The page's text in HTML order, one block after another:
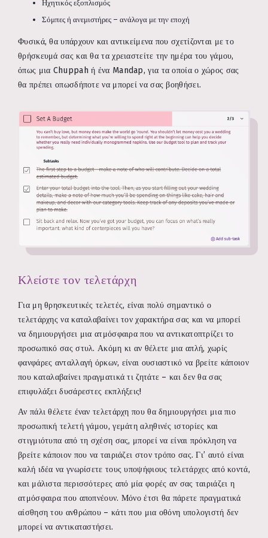
Ηχητικός εξοπλισμός
Σόμπες ή ανεμιστήρες – ανάλογα με την εποχή
Φυσικά, θα υπάρχουν και αντικείμενα που σχετίζονται με το
θρήσκευμά σας και θα τα χρειαστείτε την ημέρα του γάμου,
όπως μια Chuppah ή ένα Mandap, για τα οποία ο χώρος σας
θα πρέπει οπωσδήποτε να μπορεί να σας βοηθήσει.
Κλείστε τον τελετάρχη
Για μη θρησκευτικές τελετές, είναι πολύ σημαντικό ο
τελετάρχης να καταλαβαίνει τον χαρακτήρα σας και να μπορεί
να δημιουργήσει μια ατμόσφαιρα που να αντικατοπτρίζει το
προσωπικό σας στυλ. Ακόμη κι αν θέλετε μια απλή, χωρίς
φανφάρες ανταλλαγή όρκων, είναι ουσιαστικό να βρείτε κάποιον
που καταλαβαίνει πραγματικά τι ζητάτε – και δεν θα σας
επιφυλάξει δυσάρεστες εκπλήξεις!
Αν πάλι θέλετε έναν τελετάρχη που θα δημιουργήσει μια πιο
προσωπική τελετή γάμου, γεμάτη αληθινές ιστορίες και
στιγμιότυπα από τη σχέση σας, μπορεί να είναι πρόκληση να
βρείτε κάποιον που να ταιριάζει στον τρόπο σας. Γι’ αυτό είναι
καλή ιδέα να γνωρίσετε τους υποψήφιους τελετάρχες από κοντά,
και μάλιστα περισσότερες από μία φορές αν σας ταιριάζει η
ατμόσφαιρα που αποπνέουν. Μόνο έτσι θα πάρετε πραγματικά
αίσθηση του ανθρώπου – κάτι που μια οθόνη υπολογιστή δεν
μπορεί να αντικαταστήσει.